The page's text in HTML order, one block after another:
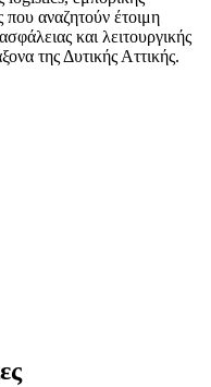
που αναζητούν έτοιμη
και λειτουργικής
της Δυτικής Αττικής.